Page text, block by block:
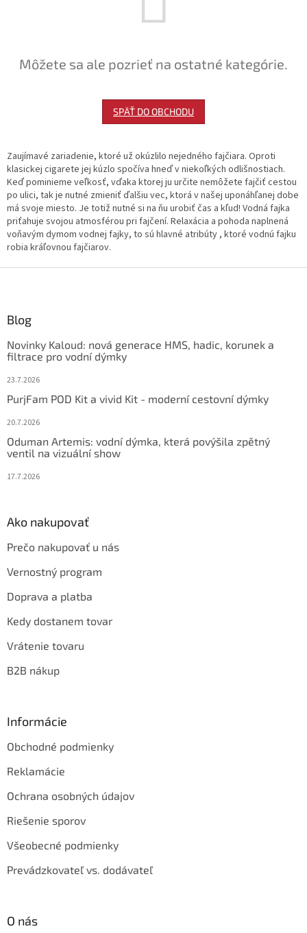
Môžete sa ale pozrieť na ostatné kategórie.
SPÄŤ DO OBCHODU
Zaujímavé zariadenie, ktoré už okúzlilo nejedného fajčiara. Oproti
klasickej cigarete jej kúzlo spočíva hneď v niekoľkých odlišnostiach.
Keď pominieme veľkosť, vďaka ktorej ju určite nemôžete fajčiť cestou
po ulici, tak je nutné zmieniť ďalšiu vec, ktorá v našej uponáhľanej dobe
má svoje miesto. Je totiž nutné si na ňu urobiť čas a kľud! Vodná fajka
priťahuje svojou atmosférou pri fajčení. Relaxácia a pohoda naplnená
voňavým dymom vodnej fajky, to sú hlavné atribúty , ktoré vodnú fajku
robia kráľovnou fajčiarov.
Blog
Novinky Kaloud: nová generace HMS, hadic, korunek a
filtrace pro vodní dýmky
23.7.2026
PurjFam POD Kit a vivid Kit - moderní cestovní dýmky
20.7.2026
Oduman Artemis: vodní dýmka, která povýšila zpětný
ventil na vizuální show
17.7.2026
Ako nakupovať
Prečo nakupovať u nás
Vernostný program
Doprava a platba
Kedy dostanem tovar
Vrátenie tovaru
B2B nákup
Informácie
Obchodné podmienky
Reklamácie
Ochrana osobných údajov
Riešenie sporov
Všeobecné podmienky
Prevádzkovateľ vs. dodávateľ
O nás